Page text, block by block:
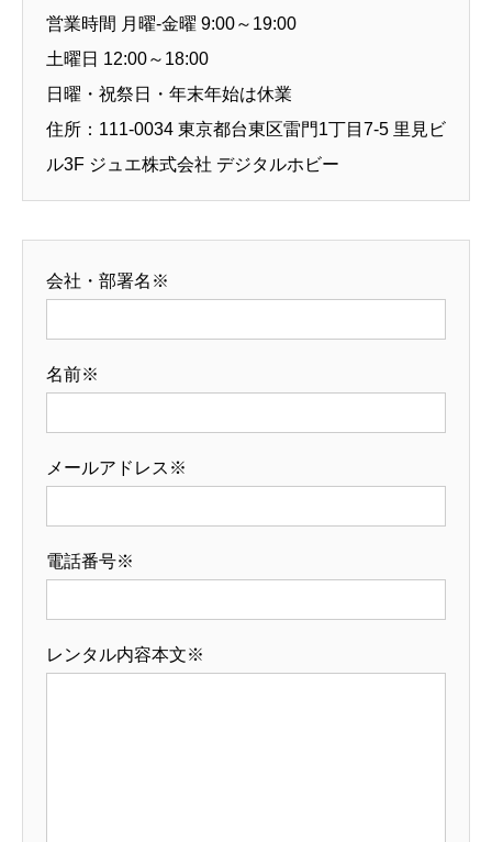
営業時間 月曜-金曜 9:00～19:00
土曜日 12:00～18:00
日曜・祝祭日・年末年始は休業
住所：111-0034 東京都台東区雷門1丁目7-5 里見ビ
ル3F ジュエ株式会社 デジタルホビー
会社・部署名※
名前※
メールアドレス※
電話番号※
レンタル内容本文※